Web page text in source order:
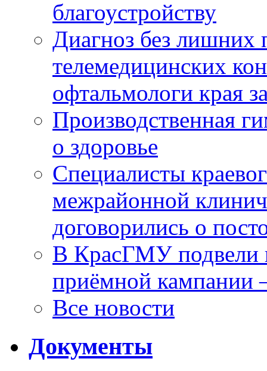
благоустройству
Диагноз без лишних
телемедицинских
офтальмологи края
Производственная
о здоровье
Специалисты
межрайонной
договорились о
В КрасГМУ подвели
приёмной кампании
Все новости
Документы